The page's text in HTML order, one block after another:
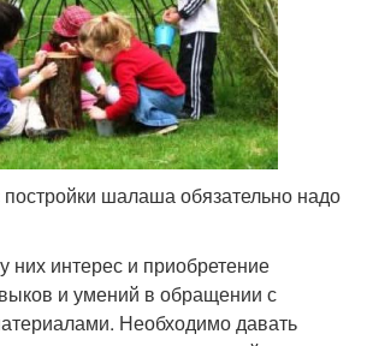
шалаша обязательно надо
них интерес и приобретение
и умений в обращении с
Необходимо давать